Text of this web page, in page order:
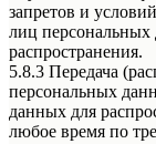
запретов и
лиц
распространения.
5.8.3 Передача
персональных
данных для
любое время по